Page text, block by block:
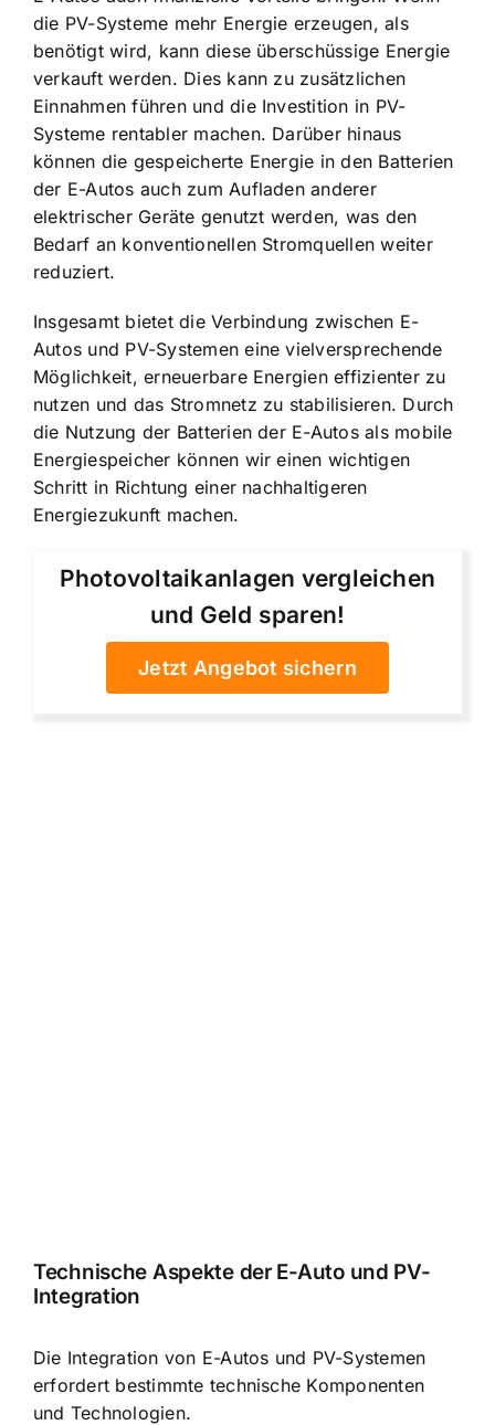
die PV-Systeme mehr Energie erzeugen, als
benötigt wird, kann diese überschüssige Energie
verkauft werden. Dies kann zu zusätzlichen
Einnahmen führen und die Investition in PV-
Systeme rentabler machen. Darüber hinaus
können die gespeicherte Energie in den Batterien
der E-Autos auch zum Aufladen anderer
elektrischer Geräte genutzt werden, was den
Bedarf an konventionellen Stromquellen weiter
reduziert.
Insgesamt bietet die Verbindung zwischen E-
Autos und PV-Systemen eine vielversprechende
Möglichkeit, erneuerbare Energien effizienter zu
nutzen und das Stromnetz zu stabilisieren. Durch
die Nutzung der Batterien der E-Autos als mobile
Energiespeicher können wir einen wichtigen
Schritt in Richtung einer nachhaltigeren
Energiezukunft machen.
Photovoltaikanlagen vergleichen
und Geld sparen!
Jetzt Angebot sichern
Technische Aspekte der E-Auto und PV-
Integration
Die Integration von E-Autos und PV-Systemen
erfordert bestimmte technische Komponenten
und Technologien.